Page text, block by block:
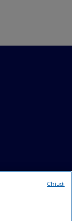
Chiudi